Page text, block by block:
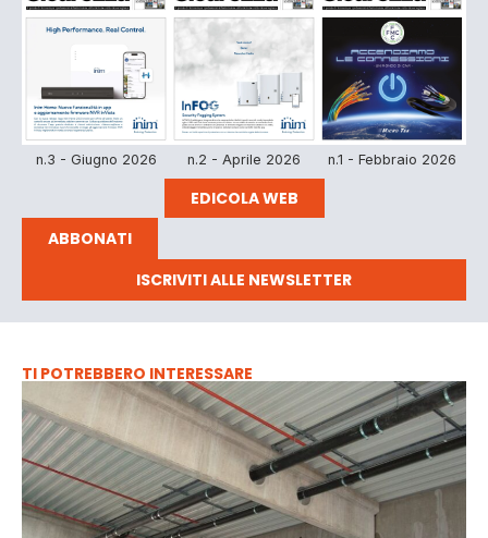
n.3 - Giugno 2026 n.2 - Aprile 2026 n.1 - Febbraio 2026
EDICOLA WEB
ABBONATI
ISCRIVITI ALLE NEWSLETTER
TI POTREBBERO INTERESSARE